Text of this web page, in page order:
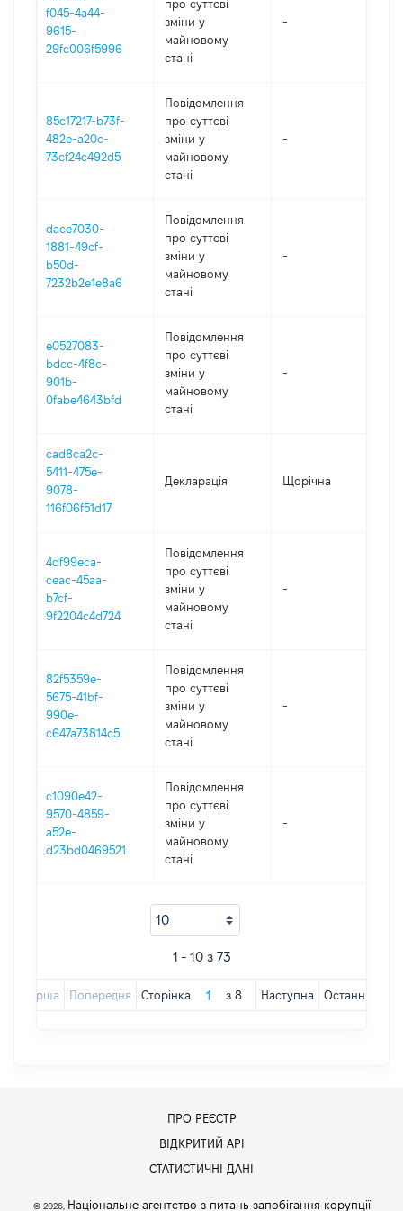
f045-4a44-
9615-
29fc006f5996
про суттєві
зміни y
майновому
стані
-
85c17217-b73f-
482e-a20c-
73cf24c492d5
Повідомлення
про суттєві
зміни y
майновому
стані
-
dace7030-
1881-49cf-
b50d-
7232b2e1e8a6
Повідомлення
про суттєві
зміни y
майновому
стані
-
e0527083-
bdcc-4f8c-
901b-
0fabe4643bfd
Повідомлення
про суттєві
зміни y
майновому
стані
-
cad8ca2c-
5411-475e-
9078-
116f06f51d17
Декларація Щорічна
4df99eca-
ceac-45aa-
b7cf-
9f2204c4d724
Повідомлення
про суттєві
зміни y
майновому
стані
-
82f5359e-
5675-41bf-
990e-
c647a73814c5
Повідомлення
про суттєві
зміни y
майновому
стані
-
c1090e42-
9570-4859-
a52e-
d23bd0469521
Повідомлення
про суттєві
зміни y
майновому
стані
-
1 - 10 з 73
Перша Попередня Сторінка з 8 Наступна Остання
ПРО РЕЄСТР
ВІДКРИТИЙ АРІ
СТАТИСТИЧНІ ДАНІ
© 2026, Національне агентство з питань запобігання корупції